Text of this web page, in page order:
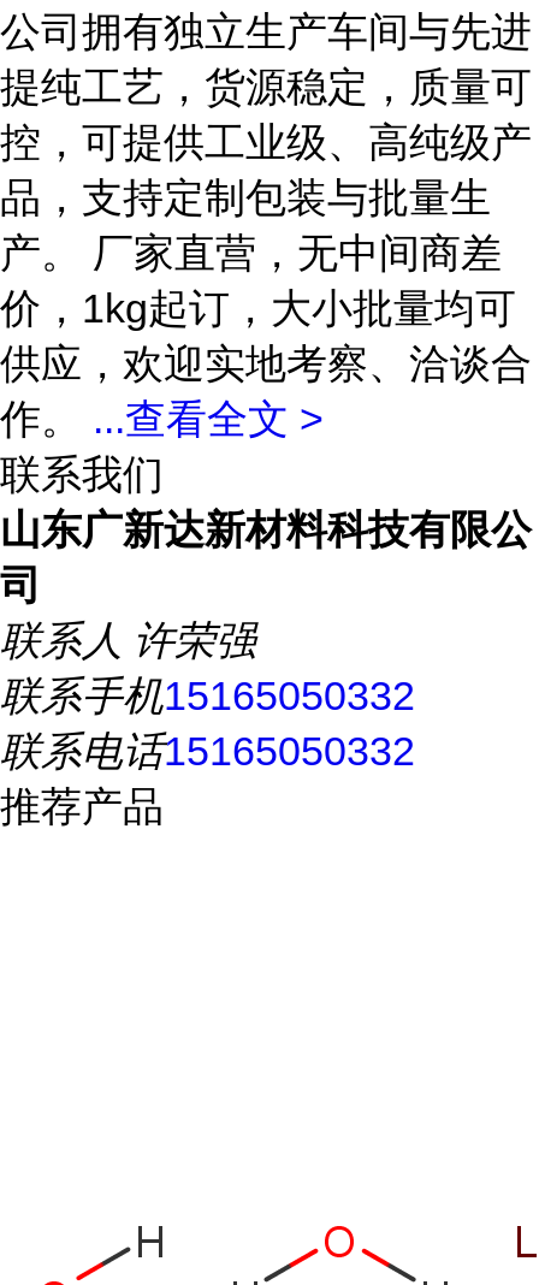
公司拥有独立生产车间与先进
提纯工艺，货源稳定，质量可
控，可提供工业级、高纯级产
品，支持定制包装与批量生
产。 厂家直营，无中间商差
价，1kg起订，大小批量均可
供应，欢迎实地考察、洽谈合
作。 ...查看全文 >
联系我们
山东广新达新材料科技有限公
司
联系人 许荣强
联系手机15165050332
联系电话15165050332
推荐产品